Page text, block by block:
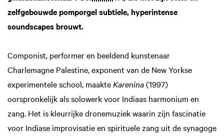
zelfgebouwde pomporgel subtiele, hyperintense
soundscapes brouwt.
Componist, performer en beeldend kunstenaar
Charlemagne Palestine, exponent van de New Yorkse
experimentele school, maakteKarenina(1997)
oorspronkelijk als solowerk voor Indiaas harmonium en
zang. Het is kleurrijke dronemuziek waarin zijn fascinatie
voor Indiase improvisatie en spirituele zang uit de synagoge